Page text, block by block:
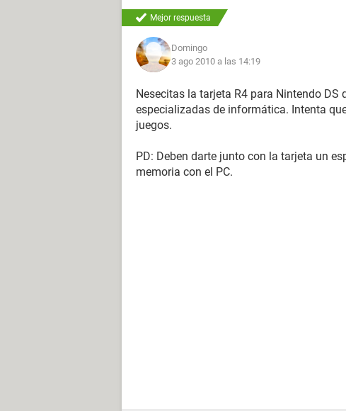
Mejor respuesta
Domingo
3 ago 2010 a las 14:19
Nesecitas la tarjeta R4 para Nintendo DS
especializadas de informática. Intenta
juegos.
PD: Deben darte junto con la tarjeta un
memoria con el PC.